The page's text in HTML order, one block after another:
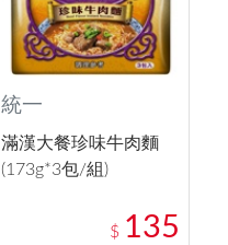
統一
滿漢大餐珍味牛肉麵
(173g*3包/組)
$ 135